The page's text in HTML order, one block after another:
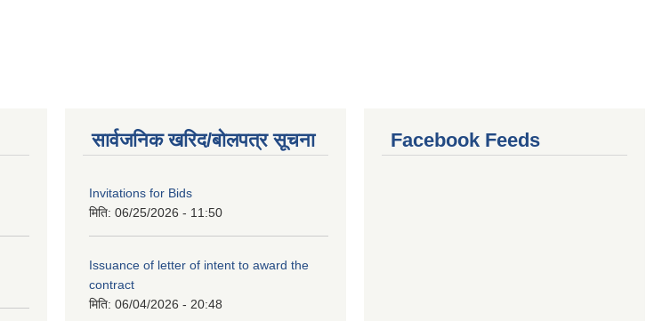
सार्वजनिक खरिद/बोलपत्र सूचना
Invitations for Bids
मिति: 06/25/2026 - 11:50
Issuance of letter of intent to award the
contract
मिति: 06/04/2026 - 20:48
Facebook Feeds